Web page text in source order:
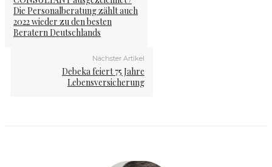
Die Personalberatung zählt auch
2022 wieder zu den besten
Beratern Deutschlands
Nächster Artikel
Debeka feiert 75 Jahre
Lebensversicherung